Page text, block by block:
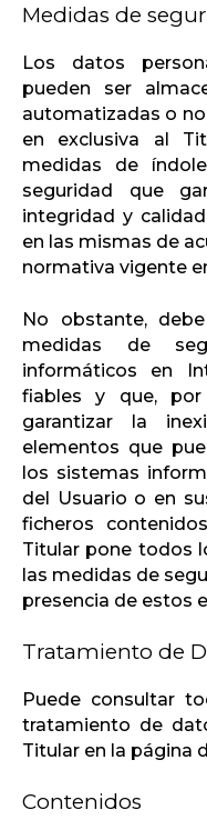
Medidas de
Los datos
pueden ser
automatizadas o
en exclusiva al
medidas de
seguridad que
integridad y
en las mismas de
normativa vigente
No obstante,
medidas de
informáticos en
fiables y que,
garantizar la
elementos que
los sistemas
del Usuario o en
ficheros
Titular pone todos
las medidas de
presencia de estos
Tratamiento de
Puede consultar
tratamiento de
Titular en la página
Contenidos